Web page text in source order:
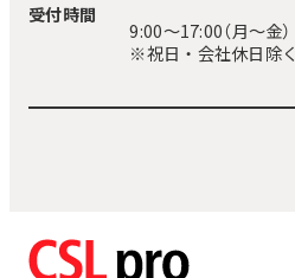
受付時間
9:00〜17:00（月～金）
※祝日・会社休日除く